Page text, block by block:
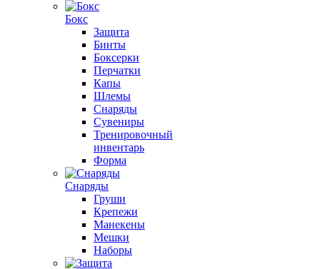
Бокс
Защита
Бинты
Боксерки
Перчатки
Капы
Шлемы
Снаряды
Сувениры
Тренировочный
инвентарь
Форма
Снаряды
Груши
Крепежи
Манекены
Мешки
Наборы